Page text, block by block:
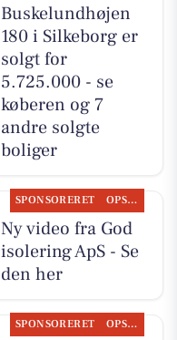
Buskelundhøjen
180 i Silkeborg er
solgt for
5.725.000 - se
køberen og 7
andre solgte
boliger
SPONSORERET OPSLAGSTAVLEN
Ny video fra God
isolering ApS - Se
den her
SPONSORERET OPSLAGSTAVLEN